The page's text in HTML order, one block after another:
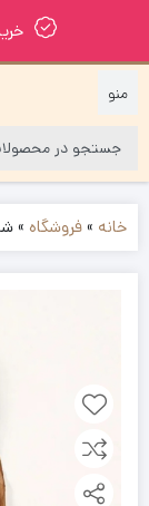
خانه »فروشگاه »